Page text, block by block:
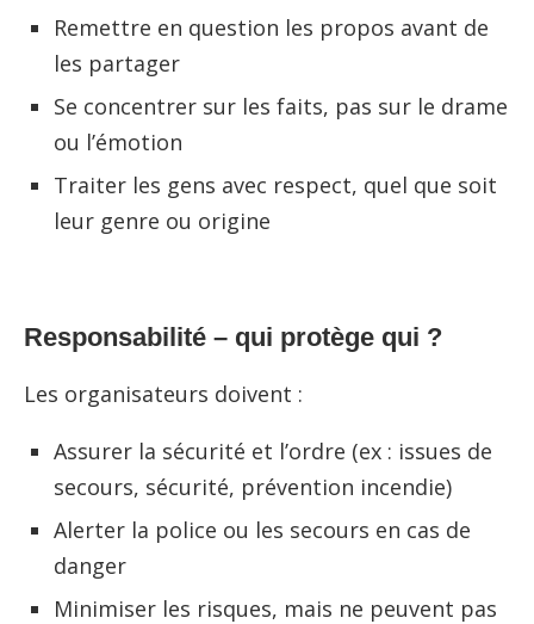
Remettre en question les propos avant de
les partager
Se concentrer sur les faits, pas sur le drame
ou l’émotion
Traiter les gens avec respect, quel que soit
leur genre ou origine
Responsabilité – qui protège qui ?
Les organisateurs doivent :
Assurer la sécurité et l’ordre (ex : issues de
secours, sécurité, prévention incendie)
Alerter la police ou les secours en cas de
danger
Minimiser les risques, mais ne peuvent pas